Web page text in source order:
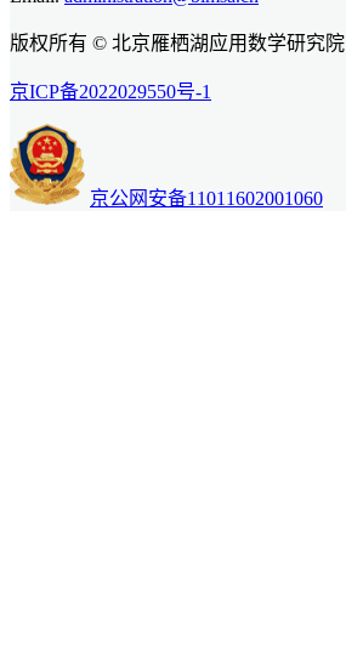
版权所有 © 北京雁栖湖应用数学研究院
京ICP备2022029550号-1
京公网安备11011602001060